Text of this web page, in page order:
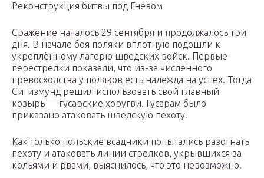
Реконструкция битвы под Гневом
Сражение началось 29 сентября и продолжалось три
дня. В начале боя поляки вплотную подошли к
укреплённому лагерю шведских войск. Первые
перестрелки показали, что из-за численного
превосходства у поляков есть надежда на успех. Тогда
Сигизмунд решил использовать свой главный
козырь — гусарские хоругви. Гусарам было
приказано атаковать шведскую пехоту.
Как только польские всадники попытались разогнать
пехоту и атаковать линии стрелков, укрывшихся за
кольями и рвами, выяснилось, что это невозможно.